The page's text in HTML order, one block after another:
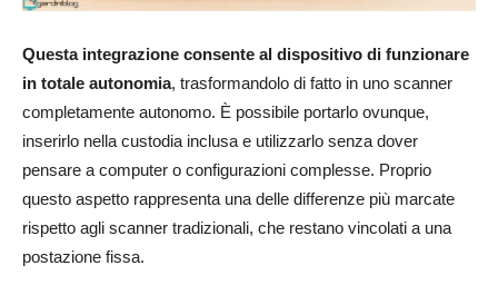
Questa integrazione consente al dispositivo di funzionare
in totale autonomia, trasformandolo di fatto in uno scanner
completamente autonomo. È possibile portarlo ovunque,
inserirlo nella custodia inclusa e utilizzarlo senza dover
pensare a computer o configurazioni complesse. Proprio
questo aspetto rappresenta una delle differenze più marcate
rispetto agli scanner tradizionali, che restano vincolati a una
postazione fissa.